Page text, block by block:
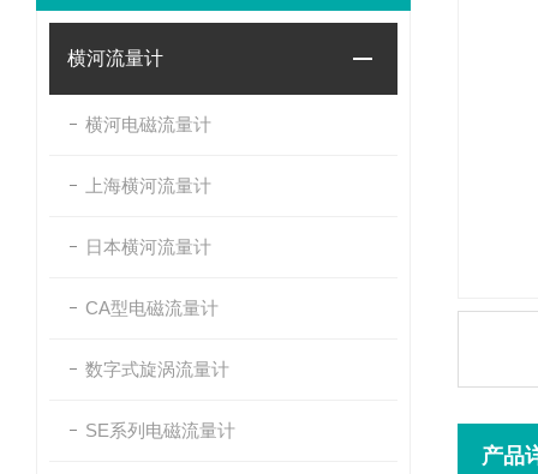
横河流量计
横河电磁流量计
上海横河流量计
日本横河流量计
CA型电磁流量计
数字式旋涡流量计
SE系列电磁流量计
产品